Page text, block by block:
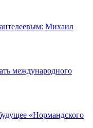
Михаил
международного
«Нормандского